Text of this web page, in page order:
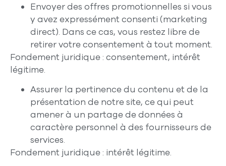
Envoyer des offres promotionnelles si vous
y avez expressément consenti (marketing
direct). Dans ce cas, vous restez libre de
retirer votre consentement à tout moment.
Fondement juridique : consentement, intérêt
légitime.
Assurer la pertinence du contenu et de la
présentation de notre site, ce qui peut
amener à un partage de données à
caractère personnel à des fournisseurs de
services.
Fondement juridique : intérêt légitime.